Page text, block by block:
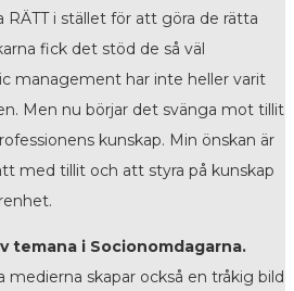
i stället för att göra de rätta
fick det stöd de så väl
management har inte heller varit
Men nu börjar det svänga mot tillit
kunskap. Min önskan är
med tillit och att styra på kunskap
temana i Socionomdagarna.
medierna skapar också en tråkig bild